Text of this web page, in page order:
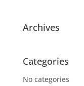
Archives
Categories
No categories